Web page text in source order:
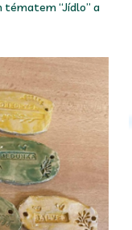
tématem “Jídlo” a